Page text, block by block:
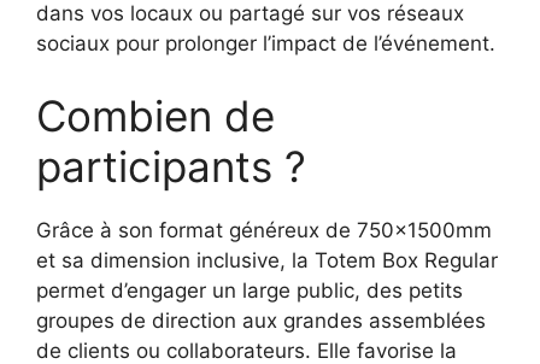
dans vos locaux ou partagé sur vos réseaux
sociaux pour prolonger l’impact de l’événement.
Combien de
participants ?
Grâce à son format généreux de 750x1500mm
et sa dimension inclusive, la Totem Box Regular
permet d’engager un large public, des petits
groupes de direction aux grandes assemblées
de clients ou collaborateurs. Elle favorise la